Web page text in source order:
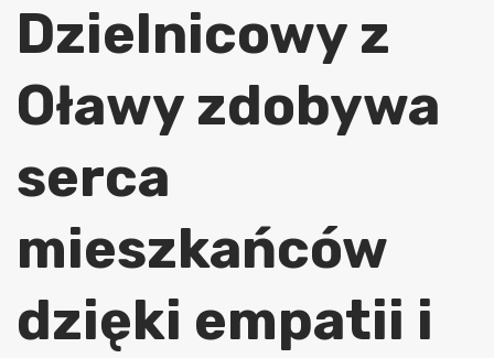
Dzielnicowy z
Oławy zdobywa
serca
mieszkańców
dzięki empatii i